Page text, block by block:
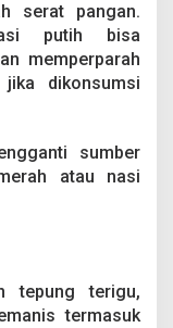
serat pangan.
putih bisa
memperparah
dikonsumsi
sumber
atau nasi
tepung terigu,
termasuk